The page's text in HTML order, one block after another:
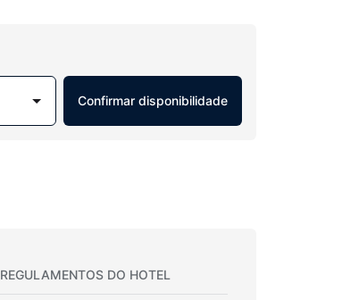
Confirmar disponibilidade
REGULAMENTOS DO HOTEL